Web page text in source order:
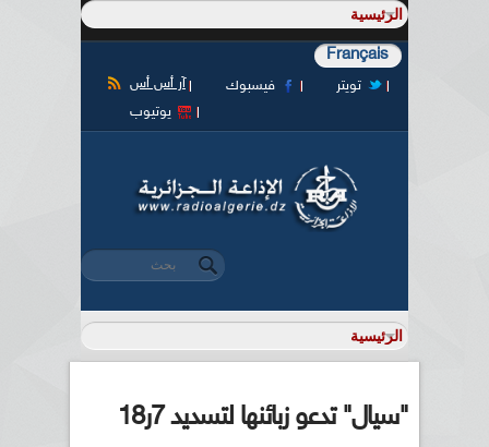
Français
آر أس أس فيسبوك
تويتر
يوتيوب
استمارة البحث
‏بحث ‏
"سيال" تدعو زبائنها لتسديد 7ر18